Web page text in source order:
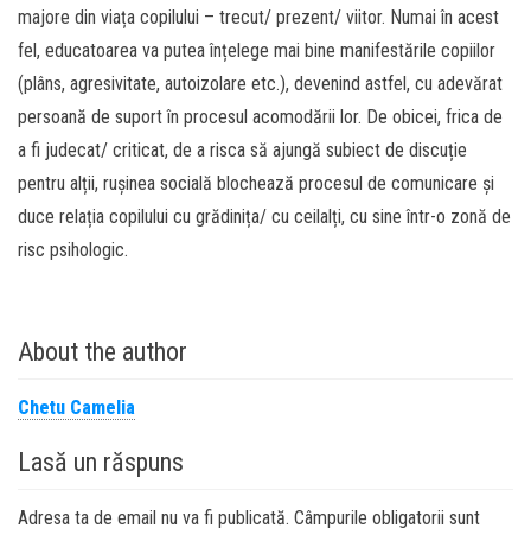
majore din viața copilului – trecut/ prezent/ viitor. Numai în acest
fel, educatoarea va putea înțelege mai bine manifestările copiilor
(plâns, agresivitate, autoizolare etc.), devenind astfel, cu adevărat
persoană de suport în procesul acomodării lor. De obicei, frica de
a fi judecat/ criticat, de a risca să ajungă subiect de discuție
pentru alții, rușinea socială blochează procesul de comunicare și
duce relația copilului cu grădinița/ cu ceilalți, cu sine într-o zonă de
risc psihologic.
About the author
Chetu Camelia
Lasă un răspuns
Adresa ta de email nu va fi publicată. Câmpurile obligatorii sunt